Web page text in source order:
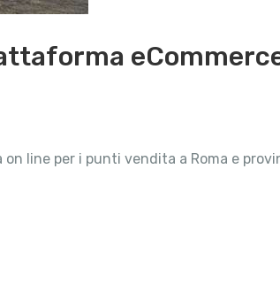
line per i punti vendita a Roma e